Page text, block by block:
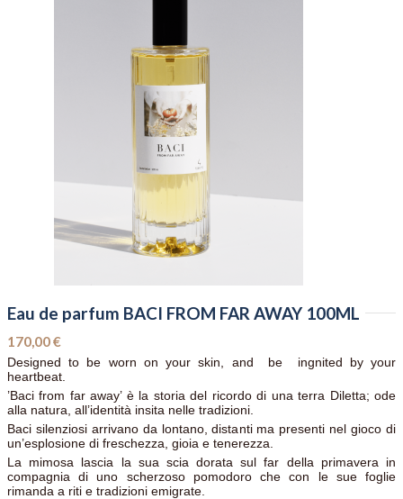
Eau de parfum BACI FROM FAR AWAY 100ML
170,00 €
Designed to be worn on your skin, and be ingnited by your
heartbeat.
’Baci from far away’ è la storia del ricordo di una terra Diletta; ode
alla natura, all’identità insita nelle tradizioni.
Baci silenziosi arrivano da lontano, distanti ma presenti nel gioco di
un’esplosione di freschezza, gioia e tenerezza.
La mimosa lascia la sua scia dorata sul far della primavera in
compagnia di uno scherzoso pomodoro che con le sue foglie
rimanda a riti e tradizioni emigrate.